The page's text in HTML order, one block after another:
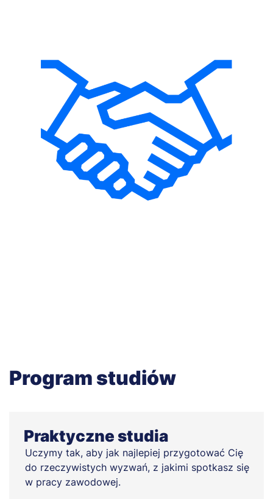
Program studiów
Praktyczne studia
Uczymy tak, aby jak najlepiej przygotować Cię
do rzeczywistych wyzwań, z jakimi spotkasz się
w pracy zawodowej.